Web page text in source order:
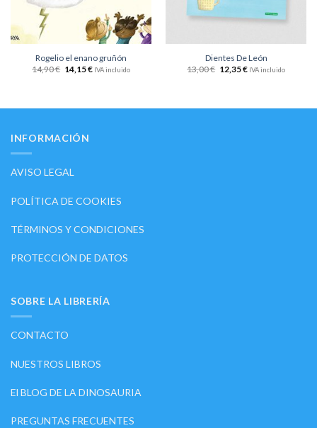
Rogelio el enano gruñón
14,90€ 14,15€ IVA incluido
Dientes De León
13,00€ 12,35€ IVA incluido
INFORMACIÓN
AVISO LEGAL
POLÍTICA DE COOKIES
TÉRMINOS Y CONDICIONES
PROTECCIÓN DE DATOS
SOBRE LA LIBRERÍA
CONTACTO
NUESTROS LIBROS
El BLOG DE LA DINOSAURIA
PREGUNTAS FRECUENTES